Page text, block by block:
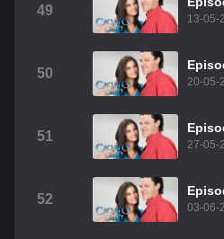
49
13-05-
50
20-05-
51
27-05-
52
03-06-